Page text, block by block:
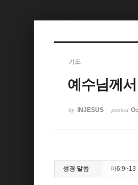
기도
예수님께
by INJESUS posted
성경 말씀 마6:9~13
케치북5
케치북5